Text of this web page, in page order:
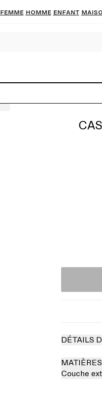
FEMME HOMME ENFANT
DÉTAILS
Couche